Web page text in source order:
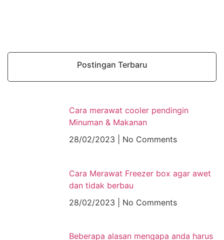
Postingan Terbaru
Cara merawat cooler pendingin
Minuman & Makanan
28/02/2023
No Comments
Cara Merawat Freezer box agar awet
dan tidak berbau
28/02/2023
No Comments
Beberapa alasan mengapa anda harus